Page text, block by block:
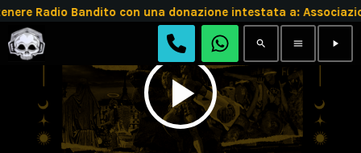
Radio Bandito con una donazione intestata a:
search menu play_arrow
play_arrow